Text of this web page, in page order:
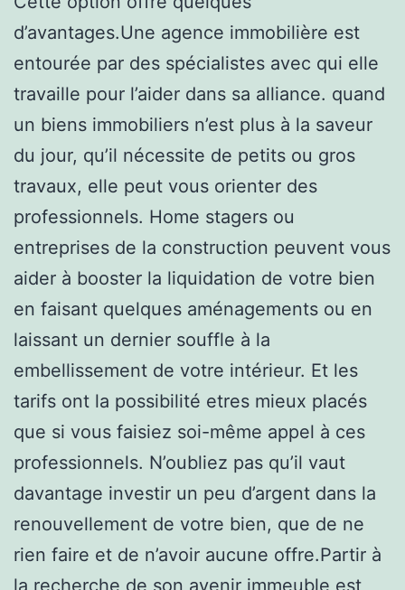
d’avantages.Une agence immobilière est
entourée par des spécialistes avec qui elle
travaille pour l’aider dans sa alliance. quand
un biens immobiliers n’est plus à la saveur
du jour, qu’il nécessite de petits ou gros
travaux, elle peut vous orienter des
professionnels. Home stagers ou
entreprises de la construction peuvent vous
aider à booster la liquidation de votre bien
en faisant quelques aménagements ou en
laissant un dernier souffle à la
embellissement de votre intérieur. Et les
tarifs ont la possibilité etres mieux placés
que si vous faisiez soi-même appel à ces
professionnels. N’oubliez pas qu’il vaut
davantage investir un peu d’argent dans la
renouvellement de votre bien, que de ne
rien faire et de n’avoir aucune offre.Partir à
la recherche de son avenir immeuble est